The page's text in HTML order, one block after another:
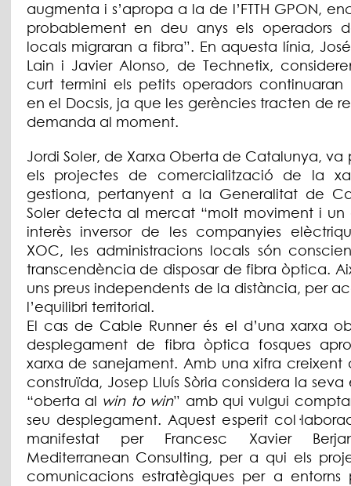
augmenta i s’apropa a la de l’FTTH GPON,
probablement en deu anys els operadors
locals migraran a fibra”. En aquesta línia,
Lain i Javier Alonso, de Technetix,
curt termini els petits operadors continuaran
en el Docsis, ja que les gerències tracten de
demanda al moment.
Jordi Soler, de Xarxa Oberta de Catalunya, va
els projectes de comercialització de la
gestiona, pertanyent a la Generalitat de
Soler detecta al mercat “molt moviment i un
interès inversor de les companyies
XOC, les administracions locals són
transcendència de disposar de fibra òptica.
uns preus independents de la distància, per
l’equilibri territorial.
El cas de Cable Runner és el d’una xarxa
desplegament de fibra òptica fosques
xarxa de sanejament. Amb una xifra creixent
construïda, Josep Lluís Sòria considera la seva
“oberta al win to win” amb qui vulgui
seu desplegament. Aquest esperit
manifestat per Francesc Xavier
Mediterranean Consulting, per a qui els
comunicacions estratègiques per a entorns